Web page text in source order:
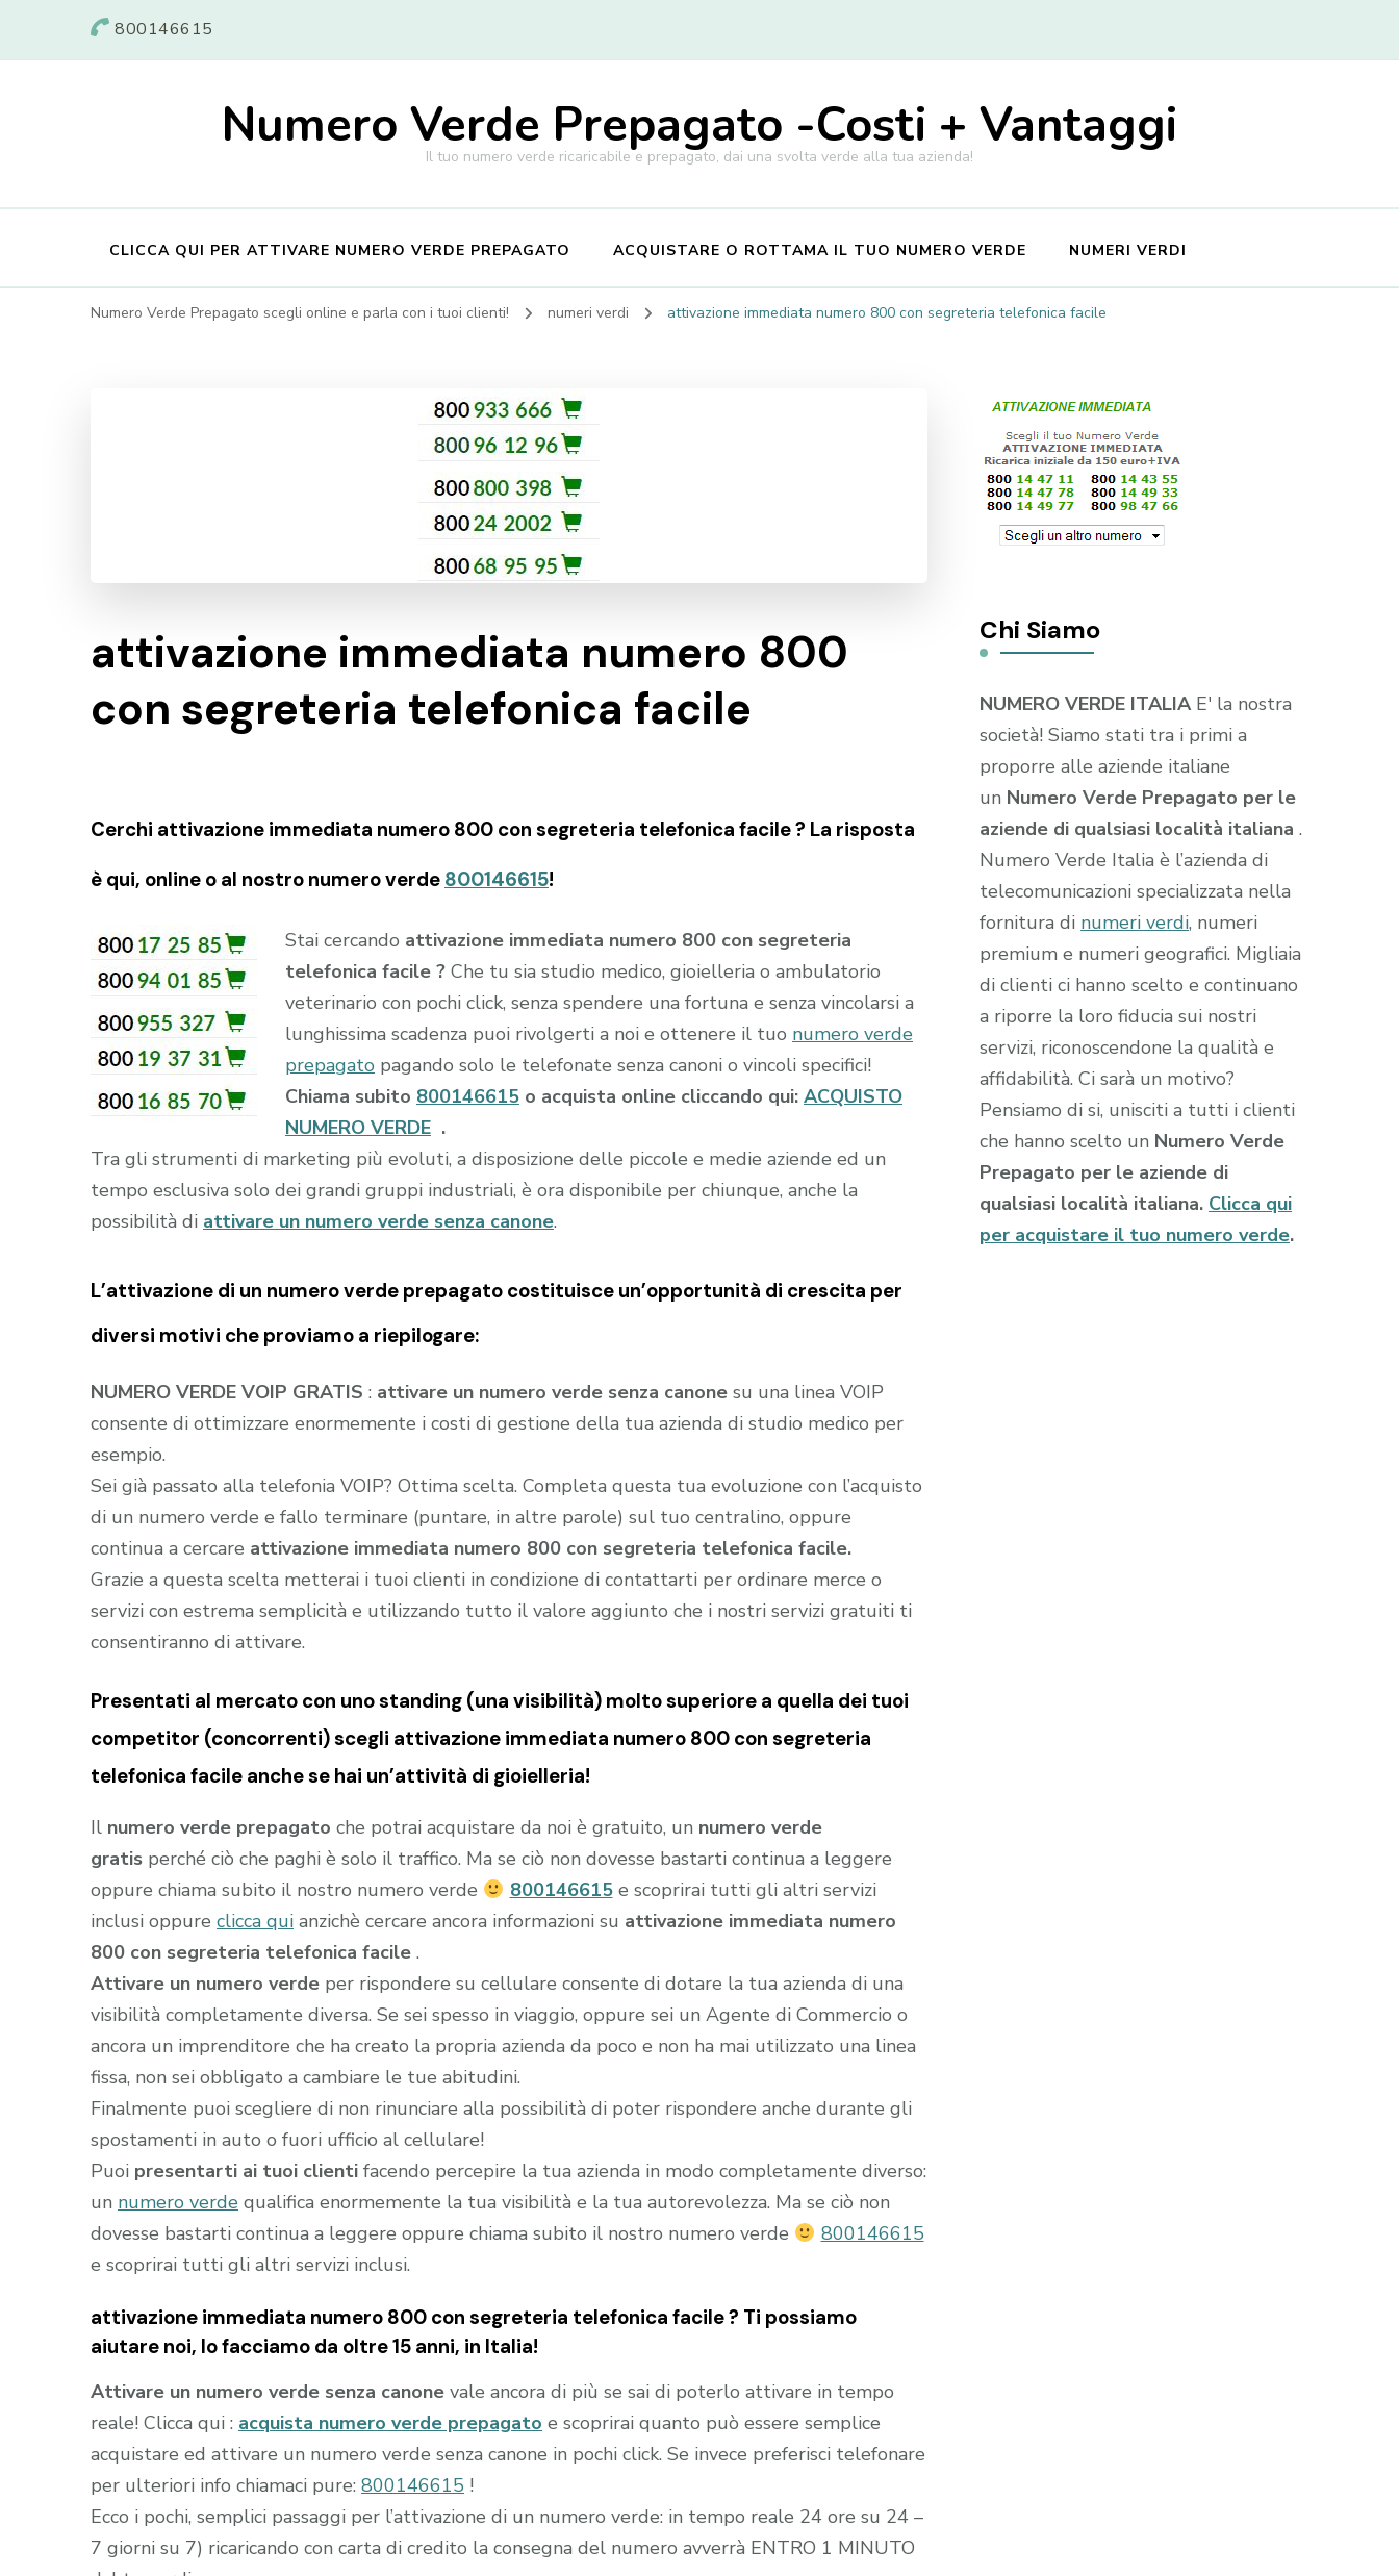
800146615
Numero Verde Prepagato -Costi + Vantaggi
Il tuo numero verde ricaricabile e prepagato, dai una svolta verde alla tua azienda!
CLICCA QUI PER ATTIVARE NUMERO VERDE PREPAGATO ACQUISTARE O ROTTAMA IL TUO NUMERO VERDE NUMERI VERDI
Numero Verde Prepagato scegli online e parla con i tuoi clienti! numeri verdi attivazione immediata numero 800 con segreteria telefonica facile
attivazione immediata numero 800
con segreteria telefonica facile
Cerchi attivazione immediata numero 800 con segreteria telefonica facile ? La risposta
è qui, online o al nostro numero verde 800146615!
Stai cercando attivazione immediata numero 800 con segreteria
telefonica facile ? Che tu sia studio medico, gioielleria o ambulatorio
veterinario con pochi click, senza spendere una fortuna e senza vincolarsi a
lunghissima scadenza puoi rivolgerti a noi e ottenere il tuo numero verde
prepagato pagando solo le telefonate senza canoni o vincoli specifici!
Chiama subito 800146615 o acquista online cliccando qui: ACQUISTO
NUMERO VERDE .
Tra gli strumenti di marketing più evoluti, a disposizione delle piccole e medie aziende ed un
tempo esclusiva solo dei grandi gruppi industriali, è ora disponibile per chiunque, anche la
possibilità di attivare un numero verde senza canone.
L’attivazione di un numero verde prepagato costituisce un’opportunità di crescita per
diversi motivi che proviamo a riepilogare:
NUMERO VERDE VOIP GRATIS : attivare un numero verde senza canone su una linea VOIP
consente di ottimizzare enormemente i costi di gestione della tua azienda di studio medico per
esempio.
Sei già passato alla telefonia VOIP? Ottima scelta. Completa questa tua evoluzione con l’acquisto
di un numero verde e fallo terminare (puntare, in altre parole) sul tuo centralino, oppure
continua a cercare attivazione immediata numero 800 con segreteria telefonica facile.
Grazie a questa scelta metterai i tuoi clienti in condizione di contattarti per ordinare merce o
servizi con estrema semplicità e utilizzando tutto il valore aggiunto che i nostri servizi gratuiti ti
consentiranno di attivare.
Presentati al mercato con uno standing (una visibilità) molto superiore a quella dei tuoi
competitor (concorrenti) scegli attivazione immediata numero 800 con segreteria
telefonica facile anche se hai un’attività di gioielleria!
Il numero verde prepagato che potrai acquistare da noi è gratuito, un numero verde
gratis perché ciò che paghi è solo il traffico. Ma se ciò non dovesse bastarti continua a leggere
oppure chiama subito il nostro numero verde
800146615e scoprirai tutti gli altri servizi
inclusi oppure clicca qui anzichè cercare ancora informazioni su attivazione immediata numero
800 con segreteria telefonica facile .
Attivare un numero verde per rispondere su cellulare consente di dotare la tua azienda di una
visibilità completamente diversa. Se sei spesso in viaggio, oppure sei un Agente di Commercio o
ancora un imprenditore che ha creato la propria azienda da poco e non ha mai utilizzato una linea
fissa, non sei obbligato a cambiare le tue abitudini.
Finalmente puoi scegliere di non rinunciare alla possibilità di poter rispondere anche durante gli
spostamenti in auto o fuori ufficio al cellulare!
Puoi presentarti ai tuoi clienti facendo percepire la tua azienda in modo completamente diverso:
un numero verde qualifica enormemente la tua visibilità e la tua autorevolezza. Ma se ciò non
dovesse bastarti continua a leggere oppure chiama subito il nostro numero verde
800146615
e scoprirai tutti gli altri servizi inclusi.
attivazione immediata numero 800 con segreteria telefonica facile ? Ti possiamo
aiutare noi, lo facciamo da oltre 15 anni, in Italia!
Attivare un numero verde senza canone vale ancora di più se sai di poterlo attivare in tempo
reale! Clicca qui : acquista numero verde prepagato e scoprirai quanto può essere semplice
acquistare ed attivare un numero verde senza canone in pochi click. Se invece preferisci telefonare
per ulteriori info chiamaci pure: 800146615 !
Ecco i pochi, semplici passaggi per l’attivazione di un numero verde: in tempo reale 24 ore su 24 –
7 giorni su 7) ricaricando con carta di credito la consegna del numero avverrà ENTRO 1 MINUTO
Chi Siamo
NUMERO VERDE ITALIAE' la nostra
società! Siamo stati tra i primi a
proporre alle aziende italiane
un Numero Verde Prepagato per le
aziende di qualsiasi località italiana.
Numero Verde Italia è l’azienda di
telecomunicazioni specializzata nella
fornitura di numeri verdi, numeri
premium e numeri geografici. Migliaia
di clienti ci hanno scelto e continuano
a riporre la loro fiducia sui nostri
servizi, riconoscendone la qualità e
affidabilità. Ci sarà un motivo?
Pensiamo di si, unisciti a tutti i clienti
che hanno scelto un Numero Verde
Prepagato per le aziende di
qualsiasi località italiana. Clicca qui
per acquistare il tuo numero verde.